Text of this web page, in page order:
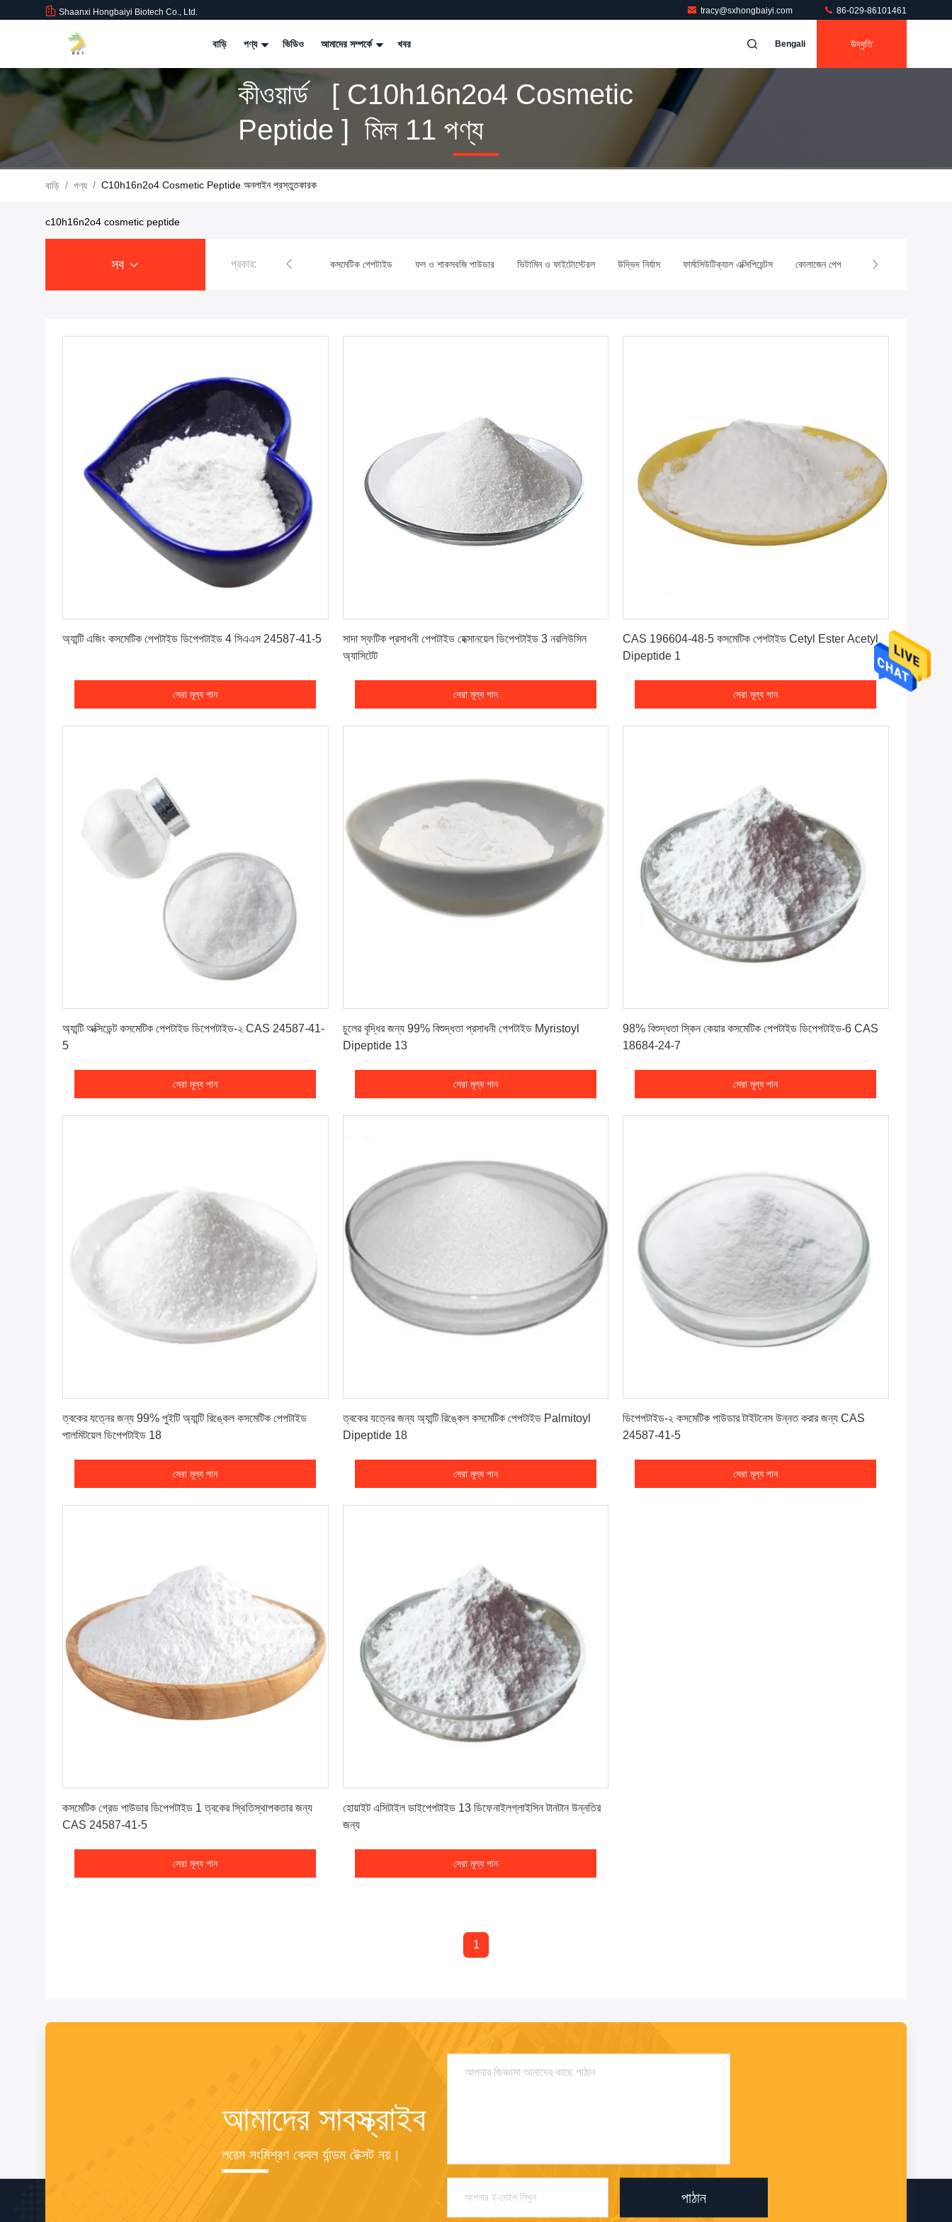
Shaanxi Hongbaiyi Biotech Co., Ltd. tracy@sxhongbaiyi.com 86-029-86101461
বাড়ি পণ্য ভিডিও আমাদের সম্পর্কে খবর Bengali উদ্ধৃতি
কীওয়ার্ড [ C10h16n2o4 Cosmetic
Peptide ] মিল 11 পণ্য
বাড়ি / পণ্য / C10h16n2o4 Cosmetic Peptide অনলাইন প্রস্তুতকারক
c10h16n2o4 cosmetic peptide
সব প্রকার: তিরজেপাটাইড কসমেটিক পেপটাইড ফল ও শাকসবজি পাউডার ভিটামিন ও ফাইটোস্টেরল উদ্ভিদ নির্যাস ফার্মাসিউটিক্যাল এক্সিপিয়েন্টস কোলাজেন পেপটাইড
অ্যান্টি এজিং কসমেটিক পেপটাইড ডিপেপটাইড 4 সিএএস 24587-41-5
সেরা মূল্য পান
সাদা স্ফটিক প্রসাধনী পেপটাইড হেক্সানয়েল ডিপেপটাইড 3 নরলিউসিন
অ্যাসিটেট
সেরা মূল্য পান
CAS 196604-48-5 কসমেটিক পেপটাইড Cetyl Ester Acetyl
Dipeptide 1
সেরা মূল্য পান
অ্যান্টি অক্সিডেন্ট কসমেটিক পেপটাইড ডিপেপটাইড-২ CAS 24587-41-
5
সেরা মূল্য পান
চুলের বৃদ্ধির জন্য 99% বিশুদ্ধতা প্রসাধনী পেপটাইড Myristoyl
Dipeptide 13
সেরা মূল্য পান
98% বিশুদ্ধতা স্কিন কেয়ার কসমেটিক পেপটাইড ডিপেপটাইড-6 CAS
18684-24-7
সেরা মূল্য পান
ত্বকের যত্নের জন্য 99% পুইটি অ্যান্টি রিঙ্কেল কসমেটিক পেপটাইড
পালমিটয়েল ডিপেপটাইড 18
সেরা মূল্য পান
ত্বকের যত্নের জন্য অ্যান্টি রিঙ্কেল কসমেটিক পেপটাইড Palmitoyl
Dipeptide 18
সেরা মূল্য পান
ডিপেপটাইড-২ কসমেটিক পাউডার টাইটনেস উন্নত করার জন্য CAS
24587-41-5
সেরা মূল্য পান
কসমেটিক গ্রেড পাউডার ডিপেপটাইড 1 ত্বকের স্থিতিস্থাপকতার জন্য
CAS 24587-41-5
সেরা মূল্য পান
হোয়াইট এসিটাইল ডাইপেপটাইড 13 ডিফেনাইলগ্লাইসিন টানটান উন্নতির
জন্য
সেরা মূল্য পান
1
আমাদের সাবস্ক্রাইব
লরেম সংমিশ্রণ কেবল র্যান্ডম টেক্সট নয়।
পাঠান